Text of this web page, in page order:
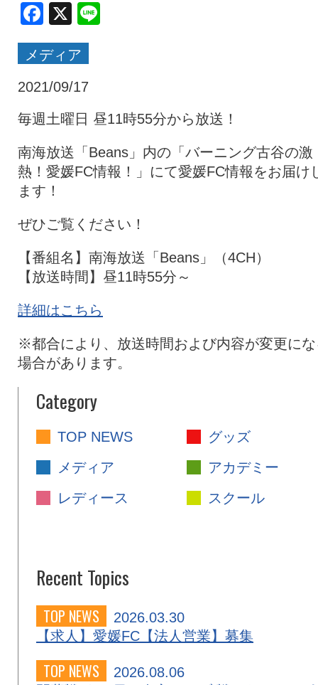
ファンクラブ
Facebook
X
メディア
2021/09/17
毎週土曜日 昼11時55分から放送！
南海放送「Beans」内の「バーニング古谷の激
熱！愛媛FC情報！」にて愛媛FC情報をお届け
ます！
ぜひご覧ください！
【番組名】南海放送「Beans」（4CH）
【放送時間】昼11時55分～
詳細はこちら
※都合により、放送時間および内容が変更に
場合があります。
Category
TOP NEWS
グッズ
メディア
アカデミー
レディース
スクール
Recent Topics
TOP NEWS
2026.03.30
【求人】愛媛FC【法人営業】募集
TOP NEWS
2026.08.06